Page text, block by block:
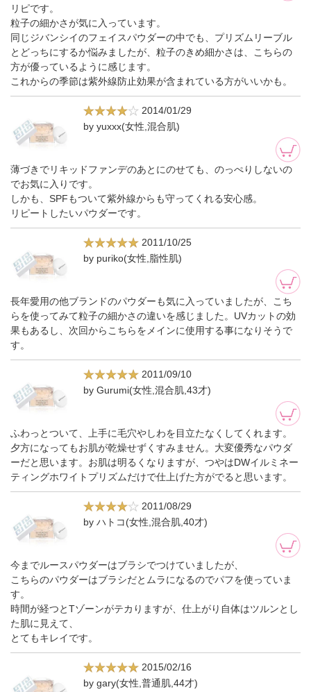
リピです。
粒子の細かさが気に入っています。
同じジバンシイのフェイスパウダーの中でも、プリズムリーブル
とどっちにするか悩みましたが、粒子のきめ細かさは、こちらの
方が優っているように感じます。
これからの季節は紫外線防止効果が含まれている方がいいかも。
2014/01/29
by yuxxx(女性,混合肌)
薄づきでリキッドファンデのあとにのせても、のっぺりしないの
でお気に入りです。
しかも、SPFもついて紫外線からも守ってくれる安心感。
リピートしたいパウダーです。
2011/10/25
by puriko(女性,脂性肌)
長年愛用の他ブランドのパウダーも気に入っていましたが、こち
らを使ってみて粒子の細かさの違いを感じました。UVカットの効
果もあるし、次回からこちらをメインに使用する事になりそうで
す。
2011/09/10
by Gurumi(女性,混合肌,43才)
ふわっとついて、上手に毛穴やしわを目立たなくしてくれます。
夕方になってもお肌が乾燥せずくすみません。大変優秀なパウダ
ーだと思います。お肌は明るくなりますが、つやはDWイルミネー
ティングホワイトプリズムだけで仕上げた方がでると思います。
2011/08/29
by ハトコ(女性,混合肌,40才)
今までルースパウダーはブラシでつけていましたが、
こちらのパウダーはブラシだとムラになるのでパフを使っていま
す。
時間が経つとTゾーンがテカりますが、仕上がり自体はツルンとし
た肌に見えて、
とてもキレイです。
2015/02/16
by gary(女性,普通肌,44才)